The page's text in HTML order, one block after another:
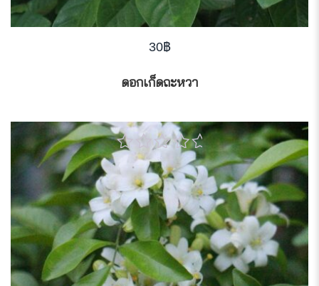
30฿
ดอกเก็ดถะหวา
out
of
5